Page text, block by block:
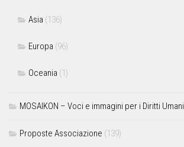
Asia (136)
Europa (96)
Oceania (1)
MOSAIKON – Voci e immagini per i Diritti Umani
Proposte Associazione (139)